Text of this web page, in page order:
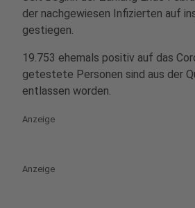
der nachgewiesen Infizierten auf
gestiegen.
19.753 ehemals positiv auf das
getestete Personen sind aus der
entlassen worden.
Anzeige
Anzeige